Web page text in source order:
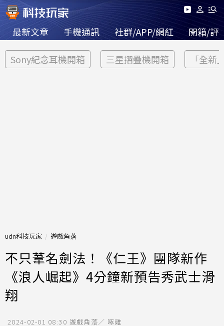
最新文章 手機通訊 社群/APP/網紅 開箱/評
Sony紀念耳機開箱 三星摺疊機開箱 「全新
udn科技玩家 遊戲角落
不只葦名劍法！《仁王》團隊新作
《浪人崛起》4分鐘新預告秀武士滑
翔
2024-02-01 08:30 遊戲角落／ 啄雞